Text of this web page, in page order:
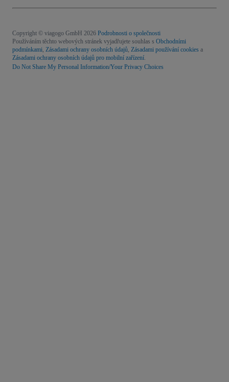
Copyright © viagogo GmbH 2026 Podrobnosti o společnosti
Používáním těchto webových stránek vyjadřujete souhlas s Obchodními
podmínkami, Zásadami ochrany osobních údajů, Zásadami používání cookies a
Zásadami ochrany osobních údajů pro mobilní zařízení.
Do Not Share My Personal Information/Your Privacy Choices